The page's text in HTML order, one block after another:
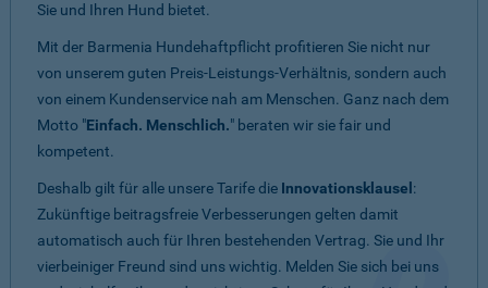
Sie und Ihren Hund bietet.
Mit der Barmenia Hundehaftpflicht profitieren Sie nicht nur
von unserem guten Preis-Leistungs-Verhältnis, sondern auch
von einem Kundenservice nah am Menschen. Ganz nach dem
Motto "Einfach. Menschlich." beraten wir sie fair und
kompetent.
Deshalb gilt für alle unsere Tarife die Innovationsklausel :
Zukünftige beitragsfreie Verbesserungen gelten damit
automatisch auch für Ihren bestehenden Vertrag. Sie und Ihr
vierbeiniger Freund sind uns wichtig. Melden Sie sich bei uns